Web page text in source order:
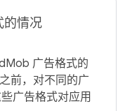
的情况
广告格式的
前，对不同的广
广告格式对应用